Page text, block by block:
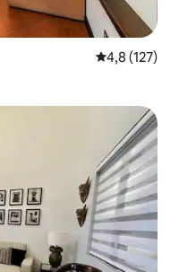
Évaluation
4,8 (127)